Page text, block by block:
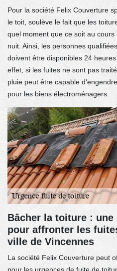
Pour la société Felix Couverture
le toit, soulève le fait que les
quel moment que ce soit au
nuit. Ainsi, les personnes
doivent être disponibles 24
effet, si les fuites ne sont pas
pluie peut être capable
pour les biens électroménagers.
Bâcher la toiture :
pour affronter les
ville de Vincennes
La société Felix Couverture peut
pour les urgences de fuite de